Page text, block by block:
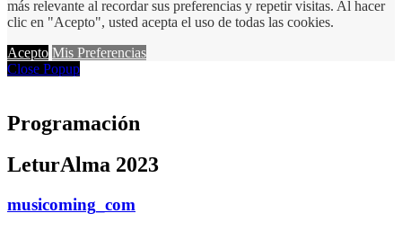
más relevante al recordar sus preferencias y repetir visitas. Al hacer
clic en "Acepto", usted acepta el uso de todas las cookies.
Acepto Mis Preferencias
Close Popup
Programación
LeturAlma 2023
musicoming_com